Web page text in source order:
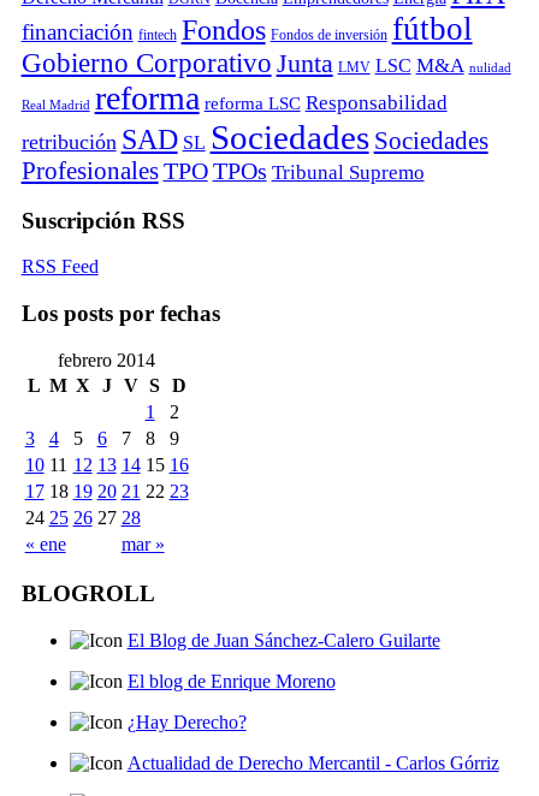
financiación fintech Fondos Fondos de inversión fútbol
Gobierno Corporativo Junta LMV LSC M&A nulidad
Real Madrid reforma reforma LSC Responsabilidad
retribución SAD SL Sociedades Sociedades
Profesionales TPO TPOs Tribunal Supremo
Suscripción RSS
RSS Feed
Los posts por fechas
febrero 2014
L M X J V S D
« ene mar »
1
2
3
4 5 6 7 8
9
10 11 12 13 14 15 16
17 18 19 20 21 22 23
24 25 26 27 28
BLOGROLL
El Blog de Juan Sánchez-Calero Guilarte
El blog de Enrique Moreno
¿Hay Derecho?
Actualidad de Derecho Mercantil - Carlos Górriz